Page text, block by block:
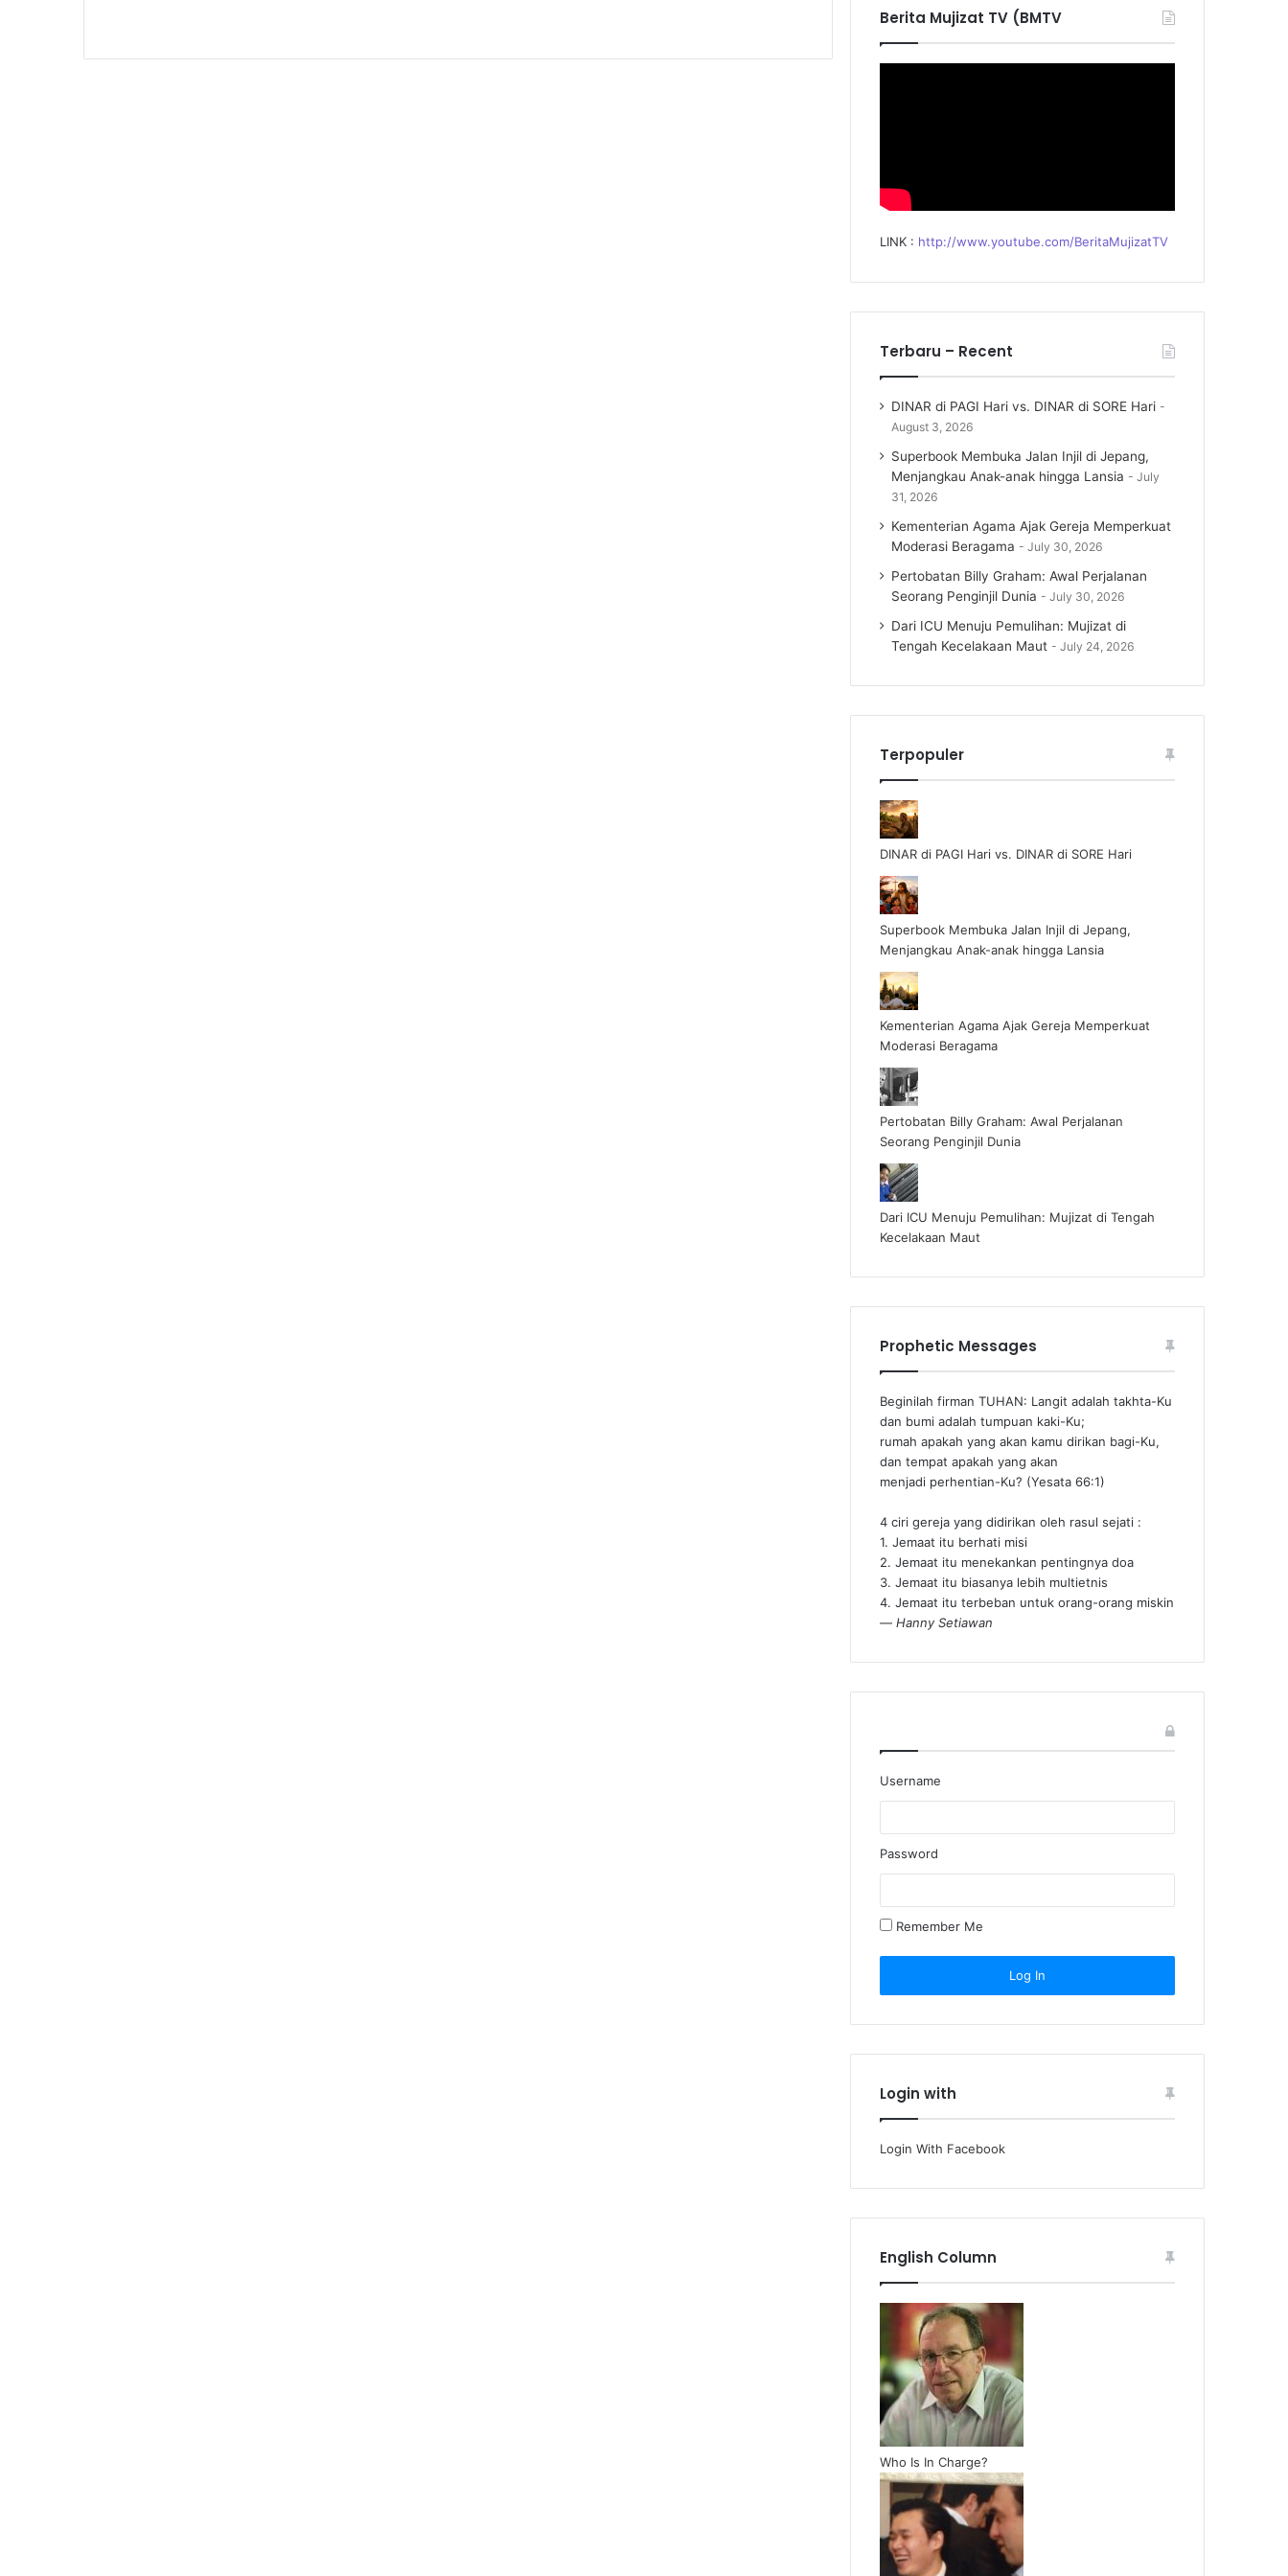
Berita Mujizat TV (BMTV
LINK : http://www.youtube.com/BeritaMujizatTV
Terbaru – Recent
DINAR di PAGI Hari vs. DINAR di SORE Hari
August 3, 2026
Superbook Membuka Jalan Injil di Jepang,
Menjangkau Anak-anak hingga Lansia
July
31, 2026
Kementerian Agama Ajak Gereja Memperkuat
Moderasi Beragama
July 30, 2026
Pertobatan Billy Graham: Awal Perjalanan
Seorang Penginjil Dunia
July 30, 2026
Dari ICU Menuju Pemulihan: Mujizat di
Tengah Kecelakaan Maut
July 24, 2026
Terpopuler
DINAR di PAGI Hari vs. DINAR di SORE Hari
Superbook Membuka Jalan Injil di Jepang,
Menjangkau Anak-anak hingga Lansia
Kementerian Agama Ajak Gereja Memperkuat
Moderasi Beragama
Pertobatan Billy Graham: Awal Perjalanan
Seorang Penginjil Dunia
Dari ICU Menuju Pemulihan: Mujizat di Tengah
Kecelakaan Maut
Prophetic Messages
Beginilah firman TUHAN: Langit adalah takhta-Ku
dan bumi adalah tumpuan kaki-Ku;
rumah apakah yang akan kamu dirikan bagi-Ku,
dan tempat apakah yang akan
menjadi perhentian-Ku? (Yesata 66:1) ‪
4 ciri gereja yang didirikan oleh rasul sejati :
1. Jemaat itu berhati misi
2. Jemaat itu menekankan pentingnya doa
3. Jemaat itu biasanya lebih multietnis
4. Jemaat itu terbeban untuk orang-orang miskin
—Hanny Setiawan
Username
Password
Remember Me
Login with
Login With Facebook
English Column
Who Is In Charge?